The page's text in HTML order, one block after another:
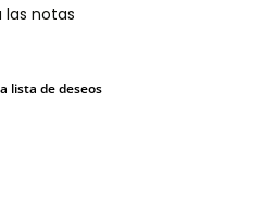
las notas
lista de deseos